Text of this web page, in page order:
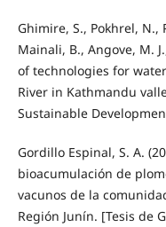
Ghimire, S., Pokhrel, N.,
Mainali, B., Angove, M.
of technologies for
River in Kathmandu
Sustainable
Gordillo Espinal, S. A.
bioacumulación de
vacunos de la
Región Junín. [Tesis de